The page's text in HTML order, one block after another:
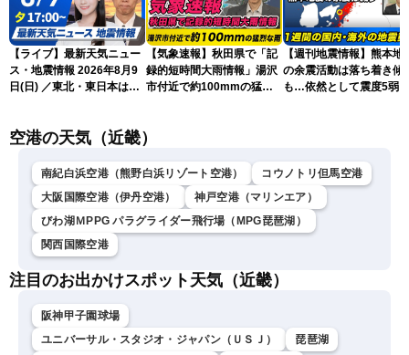
【ライブ】最新天気ニュー
ス・地震情報 2026年8月9
日(日) ／東北・東日本は急
北美月／芳野達郎〉
【気象速報】秋田県で「記
録的短時間大雨情報」湯沢
市付近で約100mmの猛烈
【週刊地震情報】熊本地
の余震活動は落ち着き傾
も…依然として震度5弱警
空港の天気（近畿）
南紀白浜空港（熊野白浜リゾート空港）
コウノトリ但馬空港
大阪国際空港（伊丹空港）
神戸空港（マリンエア）
びわ湖ＭPPG パラグライダー飛行場（MPG琵琶湖）
関西国際空港
注目のお出かけスポット天気（近畿）
阪神甲子園球場
ユニバーサル・スタジオ・ジャパン（ＵＳＪ）
琵琶湖